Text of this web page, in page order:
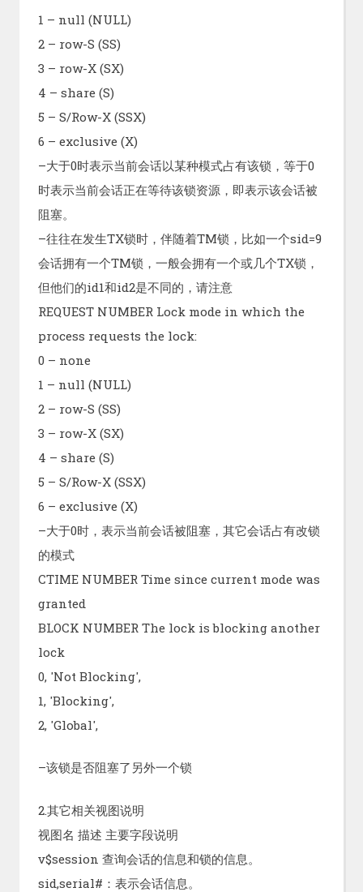
1 – null (NULL)
2 – row-S (SS)
3 – row-X (SX)
4 – share (S)
5 – S/Row-X (SSX)
6 – exclusive (X)
–大于0时表示当前会话以某种模式占有该锁，等于0
时表示当前会话正在等待该锁资源，即表示该会话被
阻塞。
–往往在发生TX锁时，伴随着TM锁，比如一个sid=9
会话拥有一个TM锁，一般会拥有一个或几个TX锁，
但他们的id1和id2是不同的，请注意
REQUEST NUMBER Lock mode in which the
process requests the lock:
0 – none
1 – null (NULL)
2 – row-S (SS)
3 – row-X (SX)
4 – share (S)
5 – S/Row-X (SSX)
6 – exclusive (X)
–大于0时，表示当前会话被阻塞，其它会话占有改锁
的模式
CTIME NUMBER Time since current mode was
granted
BLOCK NUMBER The lock is blocking another
lock
0, 'Not Blocking',
1, 'Blocking',
2, 'Global',
–该锁是否阻塞了另外一个锁
2.其它相关视图说明
视图名 描述 主要字段说明
v$session 查询会话的信息和锁的信息。
sid,serial#：表示会话信息。